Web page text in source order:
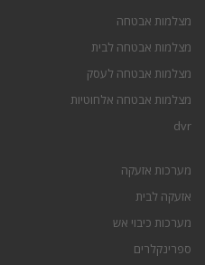
מצלמות אבטחה
מצלמות אבטחה לבית
מצלמות אבטחה לעסק
מצלמות אבטחה אלחוטיות
dvr
מערכות אזעקה
אזעקה לבית
מערכות כיבוי אש
ספרינקלרים